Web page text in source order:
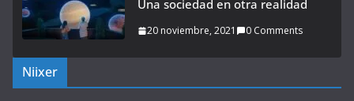
Una sociedad en otra realidad
20 noviembre, 2021 0 Comments
Niixer